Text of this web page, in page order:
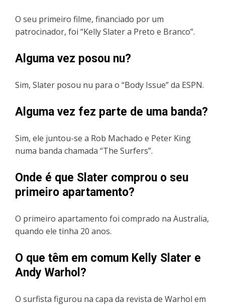
O seu primeiro filme, financiado por um
patrocinador, foi “Kelly Slater a Preto e Branco”.
Alguma vez posou nu?
Sim, Slater posou nu para o “Body Issue” da ESPN.
Alguma vez fez parte de uma banda?
Sim, ele juntou-se a Rob Machado e Peter King
numa banda chamada “The Surfers”.
Onde é que Slater comprou o seu
primeiro apartamento?
O primeiro apartamento foi comprado na Australia,
quando ele tinha 20 anos.
O que têm em comum Kelly Slater e
Andy Warhol?
O surfista figurou na capa da revista de Warhol em